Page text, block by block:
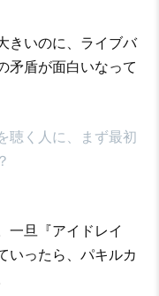
きいのに、ライブバ
矛盾が面白いなって
聴く人に、まず最初
一旦『アイドレイ
いったら、パキルカ